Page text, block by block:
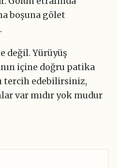
boşuna gölet
değil. Yürüyüş
içine doğru patika
tercih edebilirsiniz,
var mıdır yok mudur